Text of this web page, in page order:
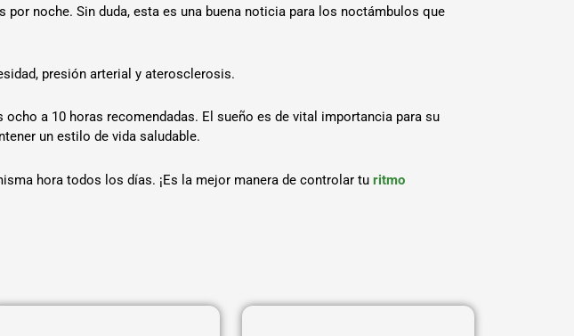
noche. Sin duda, esta es una buena noticia para los noctámbulos que
presión arterial y aterosclerosis.
a 10 horas recomendadas. El sueño es de vital importancia para su
un estilo de vida saludable.
hora todos los días. ¡Es la mejor manera de controlar tu ritmo